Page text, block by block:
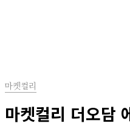
마켓컬리
마켓컬리 더오담